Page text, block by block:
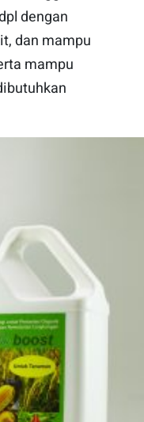
dengan
dan mampu
mampu